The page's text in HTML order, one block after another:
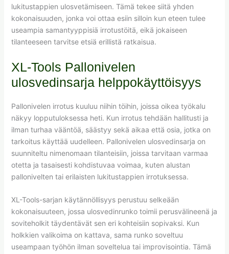
lukitustappien ulosvetämiseen. Tämä tekee siitä yhden
kokonaisuuden, jonka voi ottaa esiin silloin kun eteen tulee
useampia samantyyppisiä irrotustöitä, eikä jokaiseen
tilanteeseen tarvitse etsiä erillistä ratkaisua.
XL-Tools Pallonivelen
ulosvedinsarja helppokäyttöisyys
Pallonivelen irrotus kuuluu niihin töihin, joissa oikea työkalu
näkyy lopputuloksessa heti. Kun irrotus tehdään hallitusti ja
ilman turhaa vääntöä, säästyy sekä aikaa että osia, jotka on
tarkoitus käyttää uudelleen. Pallonivelen ulosvedinsarja on
suunniteltu nimenomaan tilanteisiin, joissa tarvitaan varmaa
otetta ja tasaisesti kohdistuvaa voimaa, kuten alustan
pallonivelten tai erilaisten lukitustappien irrotuksessa.
XL-Tools-sarjan käytännöllisyys perustuu selkeään
kokonaisuuteen, jossa ulosvedinrunko toimii perusvälineenä ja
soviteholkit täydentävät sen eri kohteisiin sopivaksi. Kun
holkkien valikoima on kattava, sama runko soveltuu
useampaan työhön ilman soveltelua tai improvisointia. Tämä